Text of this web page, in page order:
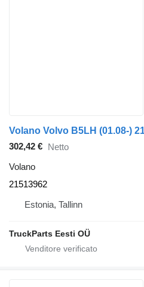
302,42 € Netto
Volano
21513962
Estonia, Tallinn
TruckParts Eesti OÜ